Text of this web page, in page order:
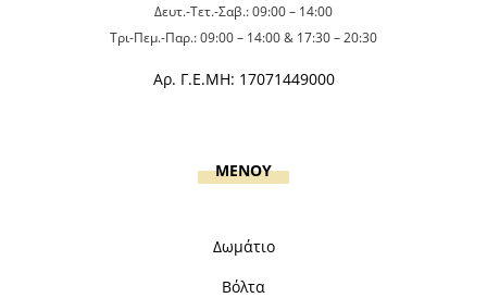
Δευτ.-Τετ.-Σαβ.: 09:00 – 14:00
Τρι-Πεμ.-Παρ.: 09:00 – 14:00 & 17:30 – 20:30
Αρ. Γ.Ε.ΜΗ: 17071449000
MENOY
Δωμάτιο
Βόλτα